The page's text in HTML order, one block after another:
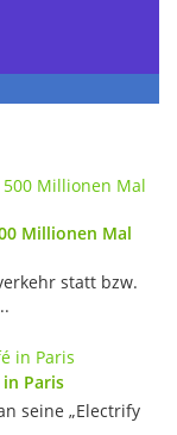
Millionen Mal
statt bzw.
Paris
seine „Electrify